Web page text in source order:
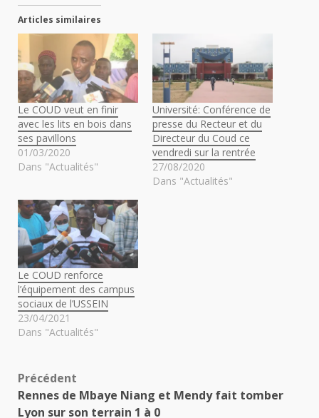
Articles similaires
Le COUD veut en finir
avec les lits en bois dans
ses pavillons
01/03/2020
Dans "Actualités"
Université: Conférence de
presse du Recteur et du
Directeur du Coud ce
vendredi sur la rentrée
27/08/2020
Dans "Actualités"
Le COUD renforce
l’équipement des campus
sociaux de l’USSEIN
23/04/2021
Dans "Actualités"
Navigation
d’article
Précédent
Rennes de Mbaye Niang et Mendy fait tomber
Lyon sur son terrain 1 à 0